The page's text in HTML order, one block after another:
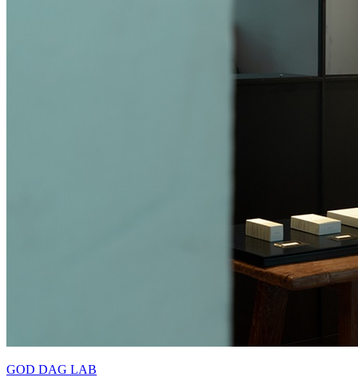
GOD DAG LAB